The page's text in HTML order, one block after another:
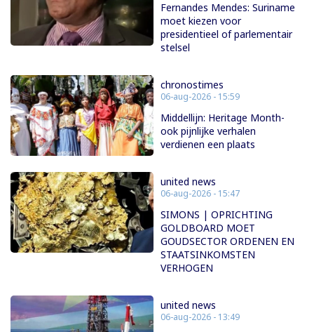
Fernandes Mendes: Suriname
moet kiezen voor
presidentieel of parlementair
stelsel
chronostimes
06-aug-2026 - 15:59
Middellijn: Heritage Month-
ook pijnlijke verhalen
verdienen een plaats
united news
06-aug-2026 - 15:47
SIMONS | OPRICHTING
GOLDBOARD MOET
GOUDSECTOR ORDENEN EN
STAATSINKOMSTEN
VERHOGEN
united news
06-aug-2026 - 13:49